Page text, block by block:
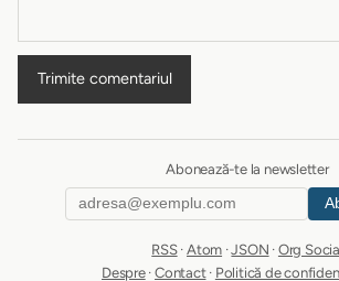
Trimite comentariul
Abonează-te la newsletter
RSS· Atom ·JSON · Org
Despre·Contact· Politică de